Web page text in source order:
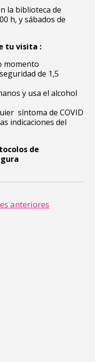
la biblioteca de
h, y sábados de
tu visita :
momento
de 1,5
y usa el alcohol
síntoma de COVID
indicaciones del
de
anteriores